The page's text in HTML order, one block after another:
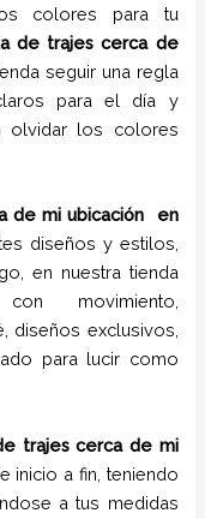
colores para tu
de trajes cerca de
seguir una regla
para el día y
olvidar los colores
de mi ubicación
en
diseños y estilos,
en nuestra tienda
movimiento,
diseños exclusivos,
para lucir como
trajes cerca de mi
inicio a fin, teniendo
a tus medidas